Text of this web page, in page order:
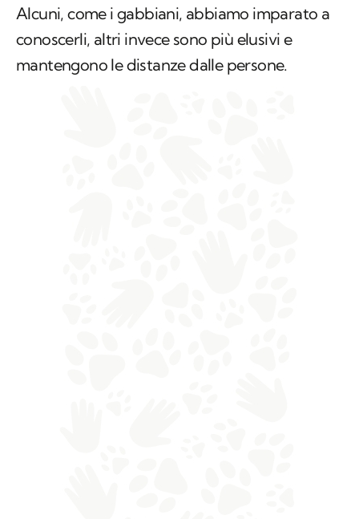
Alcuni, come i gabbiani, abbiamo imparato a
conoscerli, altri invece sono più elusivi e
mantengono le distanze dalle persone.